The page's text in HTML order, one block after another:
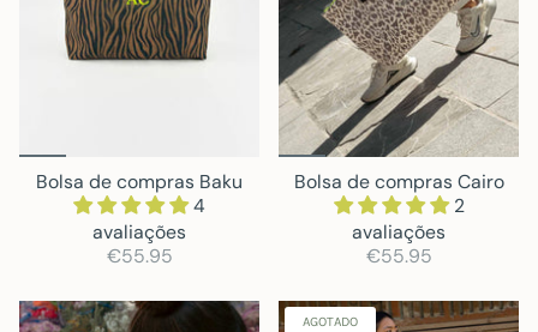
Bolsa de compras Baku
4
avaliações
€55.95
Bolsa de compras Cairo
2
avaliações
€55.95
AGOTADO